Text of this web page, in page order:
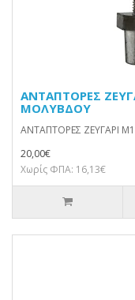
ΑΝΤΑΠΤΟΡΕΣ
ΜΟΛΥΒΔΟΥ
ΑΝΤΑΠΤΟΡΕΣ ΖΕΥΓΑΡΙ
20,00€
Χωρίς ΦΠΑ: 16,13€